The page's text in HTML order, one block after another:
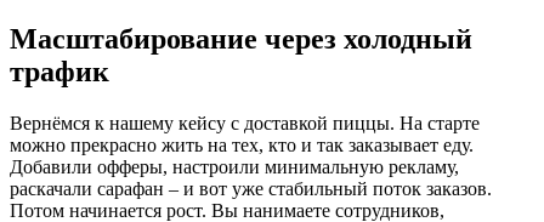
Масштабирование через холодный
трафик
Вернёмся к нашему кейсу с доставкой пиццы. На старте
можно прекрасно жить на тех, кто и так заказывает еду.
Добавили офферы, настроили минимальную рекламу,
раскачали сарафан – и вот уже стабильный поток заказов.
Потом начинается рост. Вы нанимаете сотрудников,